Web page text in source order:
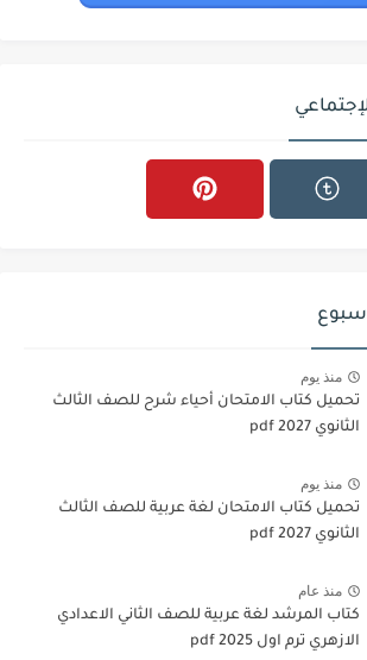
اسبوع
منذ يوم
تحميل كتاب الامتحان أحياء شرح للصف الثالث
الثانوي 2027 pdf
منذ يوم
تحميل كتاب الامتحان لغة عربية للصف الثالث
الثانوي 2027 pdf
منذ عام
كتاب المرشد لغة عربية للصف الثاني الاعدادي
الازهري ترم اول 2025 pdf